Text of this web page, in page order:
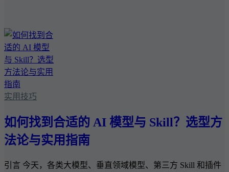
实用技巧
如何找到合适的 AI 模型与 Skill？选型方
法论与实用指南
引言 今天，各类大模型、垂直领域模型、第三方 Skill 和插件